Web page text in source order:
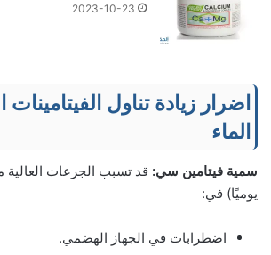
2023-10-23
اضرار زيادة تناول
الماء
سمية فيتامين سي:
يوميًا) في:
اضطرابات في الجهاز الهضمي.